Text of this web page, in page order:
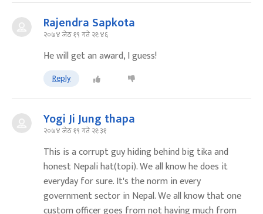
Rajendra Sapkota
२०७४ जेठ १९ गते २१:४६
He will get an award, I guess!
Reply
Yogi Ji Jung thapa
२०७४ जेठ १९ गते २१:३१
This is a corrupt guy hiding behind big tika and
honest Nepali hat(topi). We all know he does it
everyday for sure. It's the norm in every
government sector in Nepal. We all know that one
custom officer goes from not having much from